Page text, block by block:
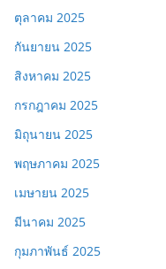
ตุลาคม 2025
กันยายน 2025
สิงหาคม 2025
กรกฎาคม 2025
มิถุนายน 2025
พฤษภาคม 2025
เมษายน 2025
มีนาคม 2025
กุมภาพันธ์ 2025